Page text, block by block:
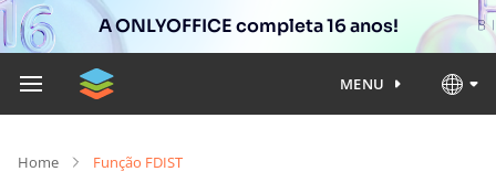
A ONLYOFFICE completa 16 anos!
MENU
Home Função FDIST